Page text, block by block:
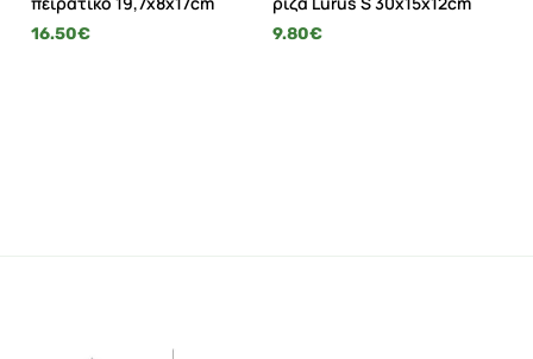
16.50€ 9.80€